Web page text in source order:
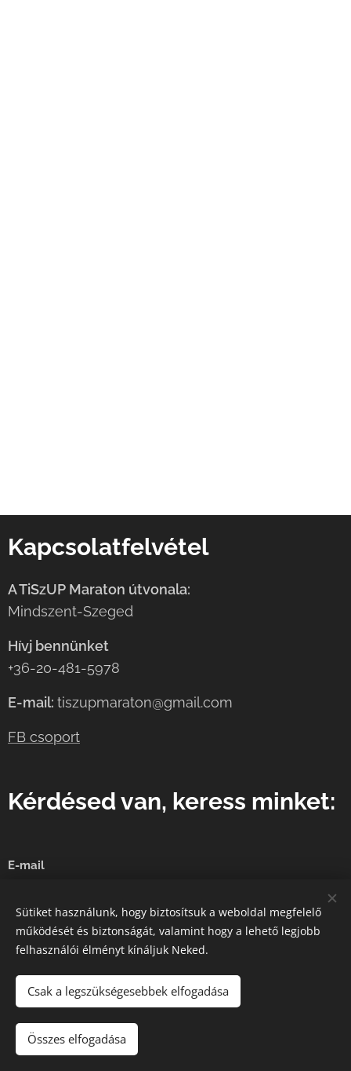
Kapcsolatfelvétel
A TiSzUP Maraton útvonala:
Mindszent-Szeged
Hívj bennünket
+36-20-481-5978
E-mail: tiszupmaraton@gmail.com
FB csoport
Kérdésed van, keress minket:
E-mail
A képeket biztosította:Pexels
Az oldalt a Webnode
Sütiket használunk, hogy biztosítsuk a weboldal megfelelő
működését és biztonságát, valamint hogy a lehető legjobb
felhasználói élményt kínáljuk Neked.
Csak a legszükségesebbek elfogadása
Összes elfogadása